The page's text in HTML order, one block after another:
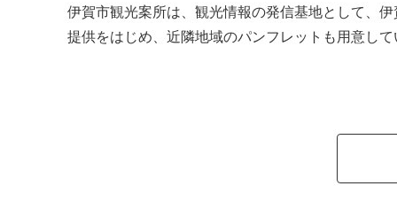
伊賀市観光案所は、観光情報の発信基地として、
提供をはじめ、近隣地域のパンフレットも用意し